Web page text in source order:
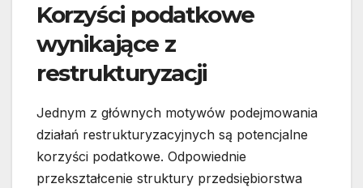
Korzyści podatkowe
wynikające z
restrukturyzacji
Jednym z głównych motywów podejmowania
działań restrukturyzacyjnych są potencjalne
korzyści podatkowe. Odpowiednie
przekształcenie struktury przedsiębiorstwa